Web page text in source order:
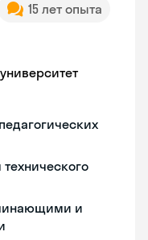
15 лет опыта
и